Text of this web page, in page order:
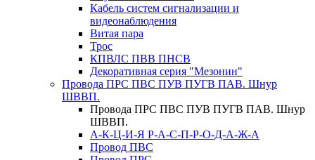
Кабель систем сигнализации и
видеонаблюдения
Витая пара
Трос
КПВЛС ПВВ ПНСВ
Декоративная серия "Мезонин"
Провода ПРС ПВС ПУВ ПУГВ ПАВ. Шнур
ШВВП.
Провода ПРС ПВС ПУВ ПУГВ ПАВ. Шнур
ШВВП.
А-К-Ц-И-Я Р-А-С-П-Р-О-Д-А-Ж-А
Провод ПВС